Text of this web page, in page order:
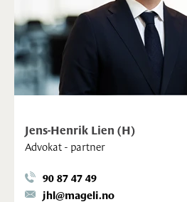
Jens-Henrik Lien (H)
Advokat - partner
90 87 47 49
jhl@mageli.no